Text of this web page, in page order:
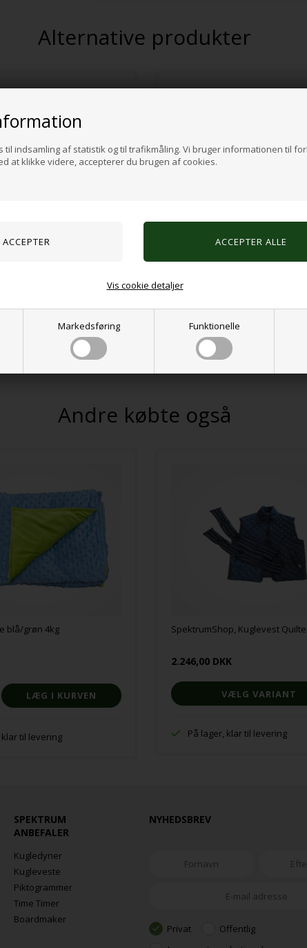
til indsamling af statistik og til trafikmåling. Vi bruger informationen til
at klikke videre, accepterer du brugen af cookies.
Markedsføring Funktionelle
Vis cookie detaljer
Alternative produkter
til levering
970,00 DKK
På lager, klar til levering
Andre købte også
blå/grøn 4kg
klar til levering
SpektrumShop, Kuglevest
2.246,00 DKK
VÆLG VARIANT
På lager, klar til levering
SPEKTRUM
ANBEFALER
Kugledyner
Kugleveste
Piktogrammer
Time Timer
Boardmaker
NYHEDSBREV
Privat
Offentlig